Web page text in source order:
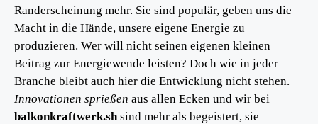
Randerscheinung mehr. Sie sind populär, geben uns die
Macht in die Hände, unsere eigene Energie zu
produzieren. Wer will nicht seinen eigenen kleinen
Beitrag zur Energiewende leisten? Doch wie in jeder
Branche bleibt auch hier die Entwicklung nicht stehen.
Innovationen sprießen aus allen Ecken und wir bei
balkonkraftwerk.sh sind mehr als begeistert, sie